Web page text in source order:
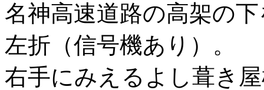
名神高速道路の高架の
左折（信号機あり）。
右手にみえるよし葺き